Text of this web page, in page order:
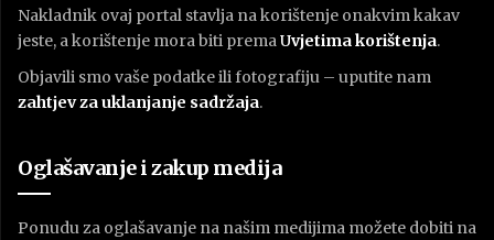
Nakladnik ovaj portal stavlja na korištenje onakvim kakav
jeste, a korištenje mora biti prema Uvjetima korištenja.
Objavili smo vaše podatke ili fotografiju – uputite nam
zahtjev za uklanjanje sadržaja.
Oglašavanje i zakup medija
Ponudu za oglašavanje na našim medijima možete dobiti na